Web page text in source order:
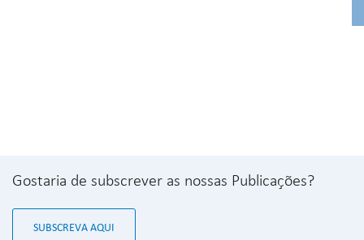
Gostaria de subscrever as nossas Publicações?
SUBSCREVA AQUI